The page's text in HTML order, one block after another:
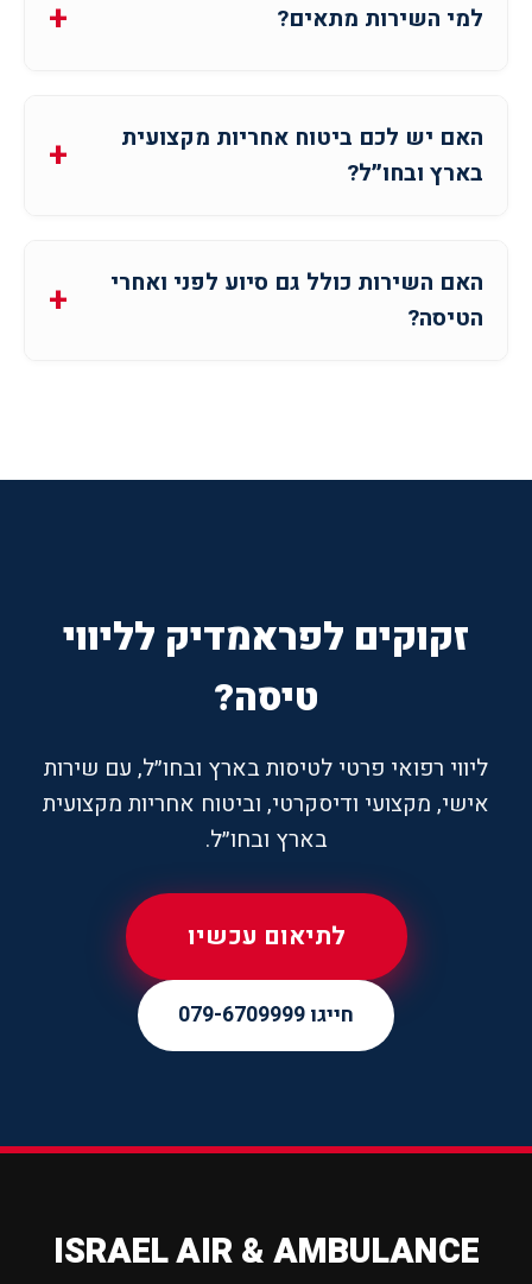
למי השירות מתאים?
האם יש לכם ביטוח אחריות מקצועית
בארץ ובחו״ל?
האם השירות כולל גם סיוע לפני ואחרי
הטיסה?
זקוקים לפראמדיק לליווי
טיסה?
ליווי רפואי פרטי לטיסות בארץ ובחו״ל, עם שירות
אישי, מקצועי ודיסקרטי, וביטוח אחריות מקצועית
בארץ ובחו״ל.
לתיאום עכשיו
חייגו 079-6709999
ISRAEL AIR & AMBULANCE